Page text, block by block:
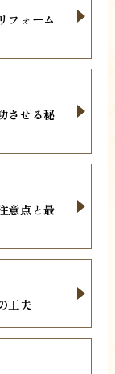
フォーム
させる秘
意点と最
工夫